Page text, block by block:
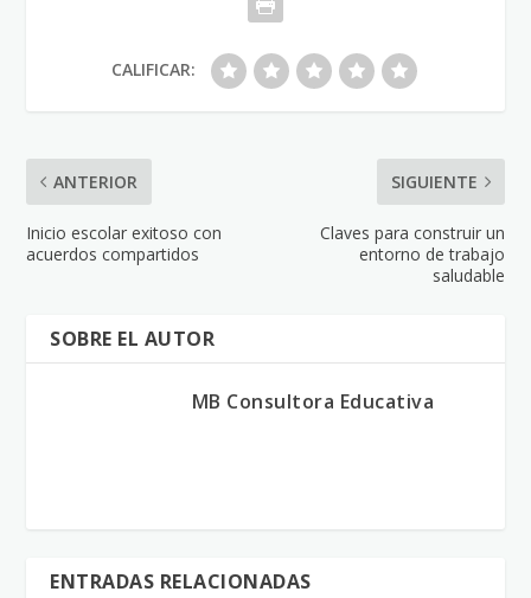
CALIFICAR:
ANTERIOR
Inicio escolar exitoso con
acuerdos compartidos
SIGUIENTE
Claves para construir un
entorno de trabajo
saludable
SOBRE EL AUTOR
MB Consultora Educativa
ENTRADAS RELACIONADAS